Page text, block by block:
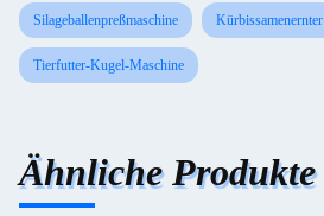
Silageballenpreßmaschine Kürbissamenernter
Tierfutter-Kugel-Maschine
Ähnliche Produkte